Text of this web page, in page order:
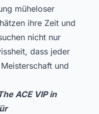
müheloser
ihre Zeit und
nicht nur
dass jeder
und
ACE VIP in